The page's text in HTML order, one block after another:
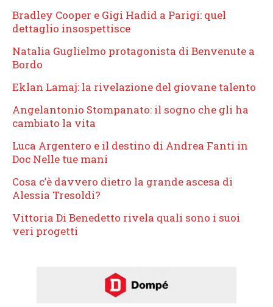
Bradley Cooper e Gigi Hadid a Parigi: quel
dettaglio insospettisce
Natalia Guglielmo protagonista di Benvenute a
Bordo
Eklan Lamaj: la rivelazione del giovane talento
Angelantonio Stompanato: il sogno che gli ha
cambiato la vita
Luca Argentero e il destino di Andrea Fanti in
Doc Nelle tue mani
Cosa c’è davvero dietro la grande ascesa di
Alessia Tresoldi?
Vittoria Di Benedetto rivela quali sono i suoi
veri progetti